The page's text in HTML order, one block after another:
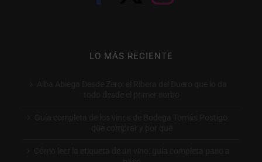
LO MÁS RECIENTE